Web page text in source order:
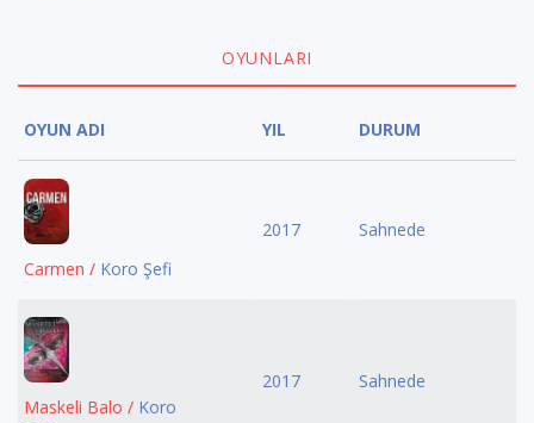
OYUNLARI
OYUN ADI YIL DURUM
Carmen / Koro Şefi
2017 Sahnede
Maskeli Balo / Koro
2017 Sahnede